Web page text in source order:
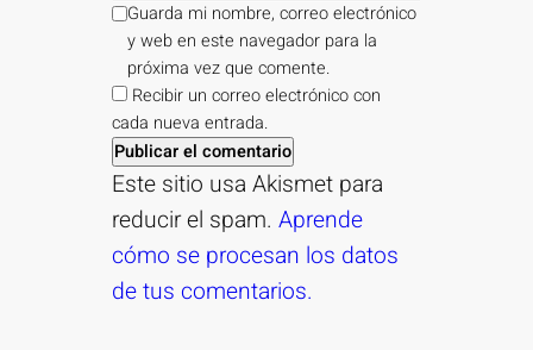
Guarda mi nombre, correo electrónico
y web en este navegador para la
próxima vez que comente.
Recibir un correo electrónico con
cada nueva entrada.
Este sitio usa Akismet para
reducir el spam.Aprende
cómo se procesan los datos
de tus comentarios.